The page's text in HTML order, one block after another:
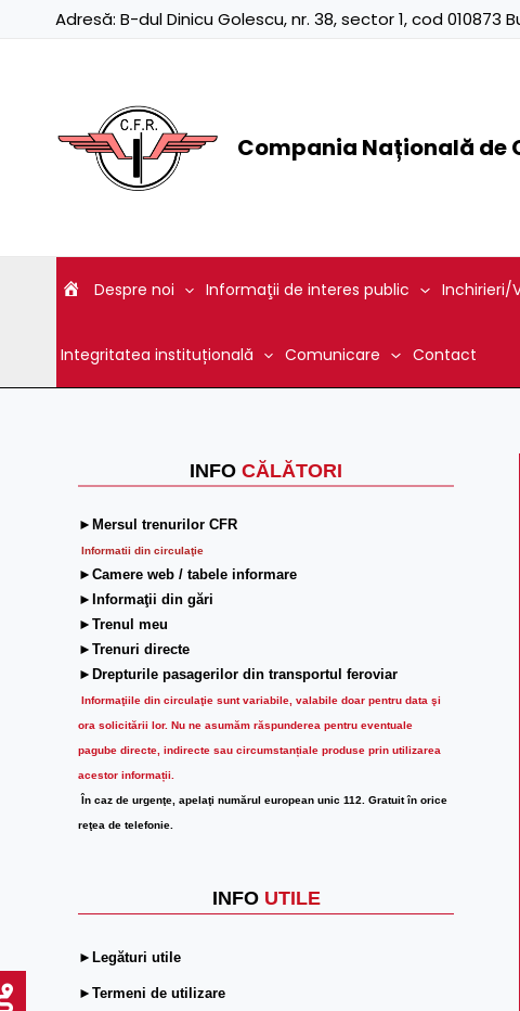
Adresă: B-dul Dinicu Golescu, nr. 38, sector 1, cod 010873
Compania Națională de
Despre noi Informaţii de interes public Inchirieri/
Integritatea instituțională Comunicare Contact
INFO CĂLĂTORI
►Mersul trenurilor CFR
Informatii din circulaţie
►Camere web / tabele informare
►Informaţii din gări
►Trenul meu
►Trenuri directe
►Drepturile pasagerilor din transportul feroviar
Informaţiile din circulaţie sunt variabile, valabile doar pentru data şi
ora solicitării lor. Nu ne asumăm răspunderea pentru eventuale
pagube directe, indirecte sau circumstanțiale produse prin utilizarea
acestor informații.
În caz de urgenţe, apelaţi numărul european unic 112. Gratuit în orice
reţea de telefonie.
INFO UTILE
►Legături utile
►Termeni de utilizare